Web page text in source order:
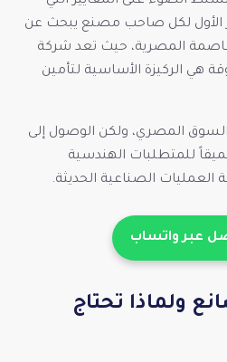
الأول لكل صاحب مصنع يبحث عن
المصرية، حيث تعد شركة
هي الركيزة الأساسية لتأمين
السوق المصري، ولكن الوصول إلى
للمتطلبات الهندسية
العمليات الصناعية الحديثة.
عبر واتساب
ولماذا تحتاج